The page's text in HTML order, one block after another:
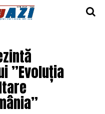
”Evoluția